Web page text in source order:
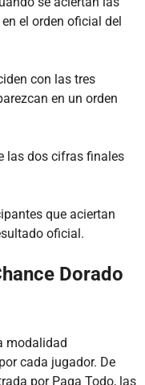
el orden oficial del
con las tres
en un orden
las dos cifras finales
que aciertan
oficial.
Dorado
modalidad
cada jugador. De
por Paga Todo, las